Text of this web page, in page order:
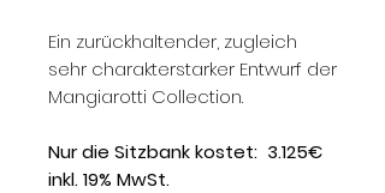
Ein zurückhaltender, zugleich
sehr charakterstarker Entwurf der
Mangiarotti Collection.
Nur die Sitzbank kostet: 3.125€
inkl. 19% MwSt.